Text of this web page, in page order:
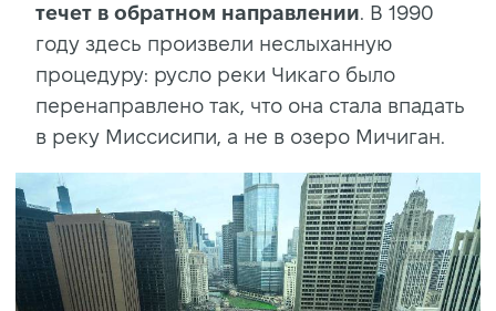
течет в обратном направлении. В 1990
году здесь произвели неслыханную
процедуру: русло реки Чикаго было
перенаправлено так, что она стала впадать
в реку Миссисипи, а не в озеро Мичиган.